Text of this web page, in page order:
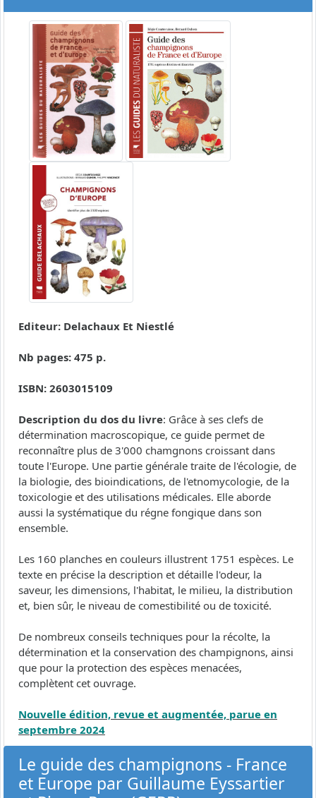
Editeur: Delachaux Et Niestlé
Nb pages: 475 p.
ISBN: 2603015109
Description du dos du livre: Grâce à ses clefs de
détermination macroscopique, ce guide permet de
reconnaître plus de 3'000 chamgnons croissant dans
toute l'Europe. Une partie générale traite de l'écologie, de
la biologie, des bioindications, de l'etnomycologie, de la
toxicologie et des utilisations médicales. Elle aborde
aussi la systématique du régne fongique dans son
ensemble.
Les 160 planches en couleurs illustrent 1751 espèces. Le
texte en précise la description et détaille l'odeur, la
saveur, les dimensions, l'habitat, le milieu, la distribution
et, bien sûr, le niveau de comestibilité ou de toxicité.
De nombreux conseils techniques pour la récolte, la
détermination et la conservation des champignons, ainsi
que pour la protection des espèces menacées,
complètent cet ouvrage.
Nouvelle édition, revue et augmentée, parue en
septembre 2024
Le guide des champignons - France
et Europe par Guillaume Eyssartier